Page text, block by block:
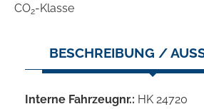
CO2-Klasse
BESCHREIBUNG /
Interne Fahrzeugnr.: HK 24720